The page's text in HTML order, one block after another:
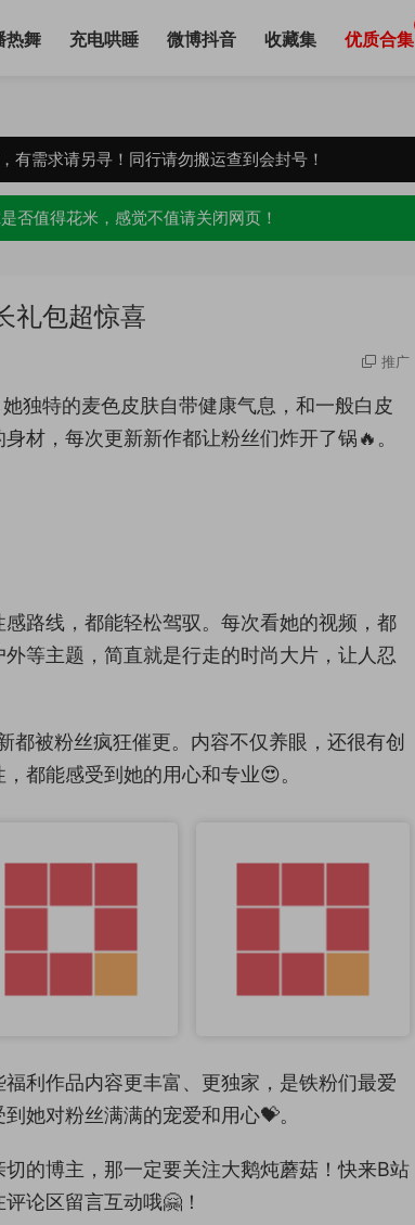
热舞 充电哄睡 微博抖音 收藏集 优质合集
有需求请另寻！同行请勿搬运查到会封号！
否值得花米，感觉不值请关闭网页！
礼包超惊喜
推广
独特的麦色皮肤自带健康气息，和一般白皮
材，每次更新新作都让粉丝们炸开了锅🔥。
路线，都能轻松驾驭。每次看她的视频，都
等主题，简直就是行走的时尚大片，让人忍
都被粉丝疯狂催更。内容不仅养眼，还很有创
都能感受到她的用心和专业😍。
利作品内容更丰富、更独家，是铁粉们最爱
她对粉丝满满的宠爱和用心💝。
的博主，那一定要关注大鹅炖蘑菇！快来B站
论区留言互动哦🤗！